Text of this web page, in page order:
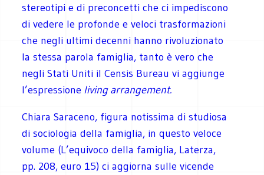
stereotipi e di preconcetti che ci impediscono
di vedere le profonde e veloci trasformazioni
che negli ultimi decenni hanno rivoluzionato
la stessa parola famiglia, tanto è vero che
negli Stati Uniti il Censis Bureau vi aggiunge
l’espressione living arrangement.
Chiara Saraceno, figura notissima di studiosa
di sociologia della famiglia, in questo veloce
volume (L’equivoco della famiglia, Laterza,
pp. 208, euro 15) ci aggiorna sulle vicende